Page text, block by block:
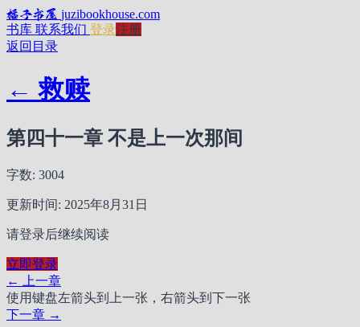
橘子书屋 juzibookhouse.com
书库 联系我们 登录注册
返回目录
← 救赎
第四十一章 不是上一次那间
字数: 3004
更新时间: 2025年8月31日
请登录后继续阅读
立即登录
← 上一章
使用键盘左箭头到上一张，右箭头到下一张
下一章 →